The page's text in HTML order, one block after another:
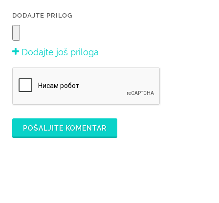
DODAJTE PRILOG
Dodajte još priloga
POŠALJITE KOMENTAR